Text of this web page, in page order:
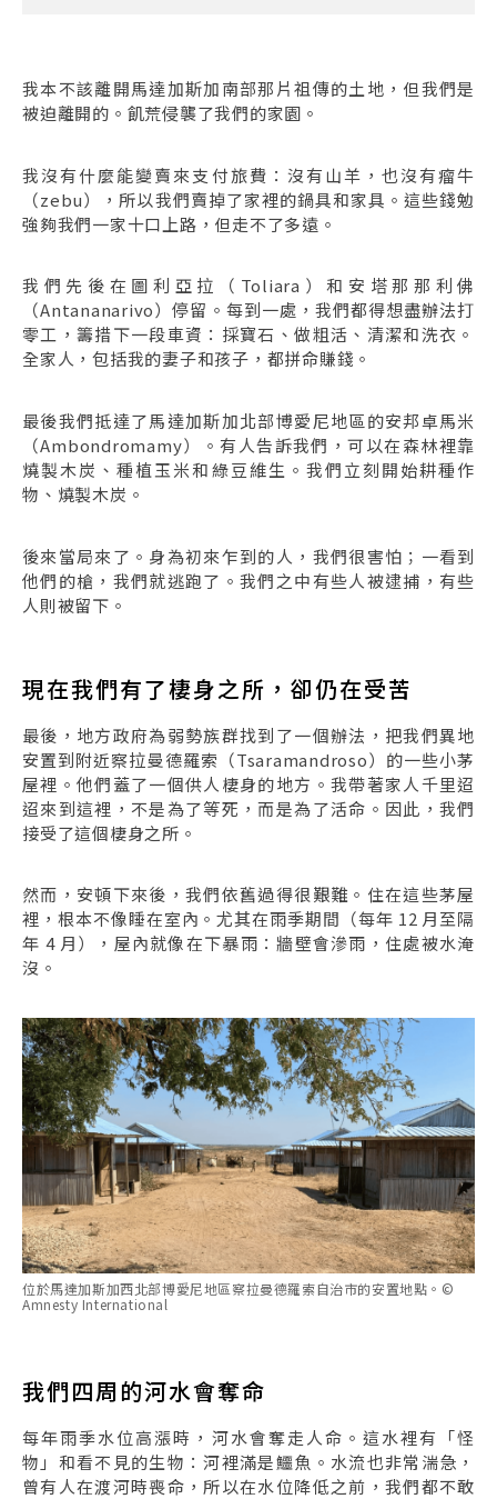
我本不該離開馬達加斯加南部那片祖傳的土地，但我們是
被迫離開的。飢荒侵襲了我們的家園。
我沒有什麼能變賣來支付旅費：沒有山羊，也沒有瘤牛
（zebu），所以我們賣掉了家裡的鍋具和家具。這些錢勉
強夠我們一家十口上路，但走不了多遠。
我們先後在圖利亞拉（Toliara）和安塔那那利佛
（Antananarivo）停留。每到一處，我們都得想盡辦法打
零工，籌措下一段車資：採寶石、做粗活、清潔和洗衣。
全家人，包括我的妻子和孩子，都拼命賺錢。
最後我們抵達了馬達加斯加北部博愛尼地區的安邦卓馬米
（Ambondromamy）。有人告訴我們，可以在森林裡靠
燒製木炭、種植玉米和綠豆維生。我們立刻開始耕種作
物、燒製木炭。
後來當局來了。身為初來乍到的人，我們很害怕；一看到
他們的槍，我們就逃跑了。我們之中有些人被逮捕，有些
人則被留下。
現在我們有了棲身之所，卻仍在受苦
最後，地方政府為弱勢族群找到了一個辦法，把我們異地
安置到附近察拉曼德羅索（Tsaramandroso）的一些小茅
屋裡。他們蓋了一個供人棲身的地方。我帶著家人千里迢
迢來到這裡，不是為了等死，而是為了活命。因此，我們
接受了這個棲身之所。
然而，安頓下來後，我們依舊過得很艱難。住在這些茅屋
裡，根本不像睡在室內。尤其在雨季期間（每年 12 月至隔
年 4 月），屋內就像在下暴雨：牆壁會滲雨，住處被水淹
沒。
位於馬達加斯加西北部博愛尼地區察拉曼德羅索自治市的安置地點。©
Amnesty International
我們四周的河水會奪命
每年雨季水位高漲時，河水會奪走人命。這水裡有「怪
物」和看不見的生物：河裡滿是鱷魚。水流也非常湍急，
曾有人在渡河時喪命，所以在水位降低之前，我們都不敢